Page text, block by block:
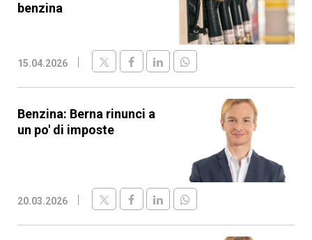
benzina
15.04.2026
Benzina: Berna rinunci a
un po' di imposte
20.03.2026